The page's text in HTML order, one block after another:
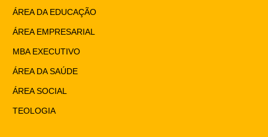
ÁREA DA EDUCAÇÃO
ÁREA EMPRESARIAL
MBA EXECUTIVO
ÁREA DA SAÚDE
ÁREA SOCIAL
TEOLOGIA